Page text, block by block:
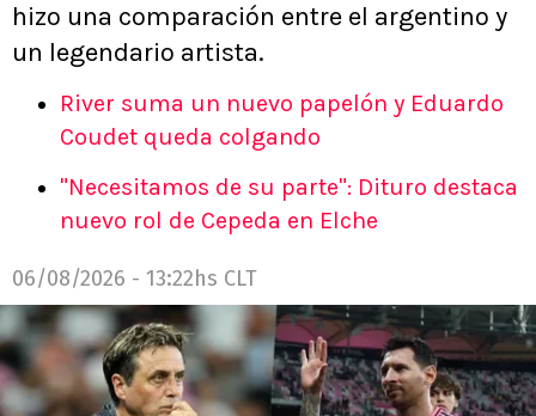
hizo una comparación entre el argentino y
un legendario artista.
River suma un nuevo papelón y Eduardo
Coudet queda colgando
"Necesitamos de su parte": Dituro destaca
nuevo rol de Cepeda en Elche
06/08/2026 - 13:22hs CLT